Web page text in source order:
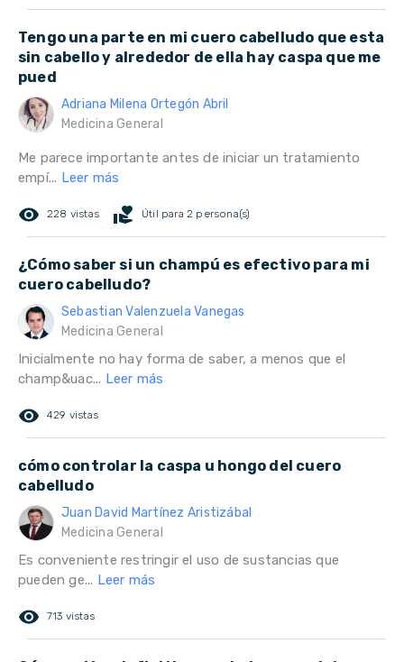
Tengo una parte en mi cuero cabelludo que esta
sin cabello y alrededor de ella hay caspa que me
pued
Adriana Milena Ortegón Abril
Medicina General
Me parece importante antes de iniciar un tratamiento
empí... Leer más
remove_red_eye 228 vistas volunteer_activism Útil para 2 persona(s)
¿Cómo saber si un champú es efectivo para mi
cuero cabelludo?
Sebastian Valenzuela Vanegas
Medicina General
Inicialmente no hay forma de saber, a menos que el
champ&uac... Leer más
remove_red_eye 429 vistas
cómo controlar la caspa u hongo del cuero
cabelludo
Juan David Martínez Aristizábal
Medicina General
Es conveniente restringir el uso de sustancias que
pueden ge... Leer más
remove_red_eye 713 vistas